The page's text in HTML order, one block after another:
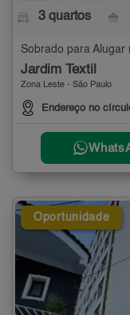
3 quartos
Sobrado para Alugar
Jardim Textil
Zona Leste - São Paulo
Endereço no
Oportunidade